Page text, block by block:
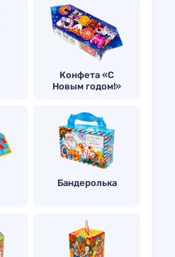
Конфета «С
Новым годом!»
Бандеролька